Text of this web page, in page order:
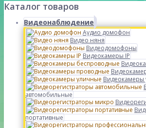
Каталог товаров
Видеонаблюдение
Аудио домофон
Видео няня
Видеодомофоны
Видеокамеры IP
Видеокамеры
автомобильные
портативные